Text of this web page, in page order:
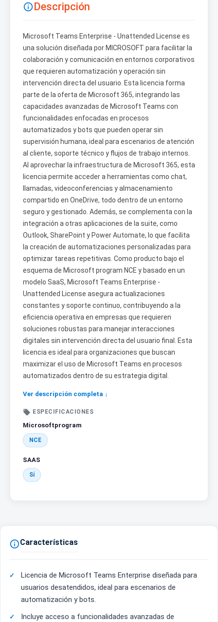
Descripción
Microsoft Teams Enterprise - Unattended License es
una solución diseñada por MICROSOFT para facilitar la
colaboración y comunicación en entornos corporativos
que requieren automatización y operación sin
intervención directa del usuario. Esta licencia forma
parte de la oferta de Microsoft 365, integrando las
capacidades avanzadas de Microsoft Teams con
funcionalidades enfocadas en procesos
automatizados y bots que pueden operar sin
supervisión humana, ideal para escenarios de atención
al cliente, soporte técnico y flujos de trabajo internos.
Al aprovechar la infraestructura de Microsoft 365, esta
licencia permite acceder a herramientas como chat,
llamadas, videoconferencias y almacenamiento
compartido en OneDrive, todo dentro de un entorno
seguro y gestionado. Además, se complementa con la
integración a otras aplicaciones de la suite, como
Outlook, SharePoint y Power Automate, lo que facilita
la creación de automatizaciones personalizadas para
optimizar tareas repetitivas. Como producto bajo el
esquema de Microsoft program NCE y basado en un
modelo SaaS, Microsoft Teams Enterprise -
Unattended License asegura actualizaciones
constantes y soporte continuo, contribuyendo a la
eficiencia operativa en empresas que requieren
soluciones robustas para manejar interacciones
digitales sin intervención directa del usuario final. Esta
licencia es ideal para organizaciones que buscan
maximizar el uso de Microsoft Teams en procesos
automatizados dentro de su estrategia digital.
Ver descripción completa ↓
 ESPECIFICACIONES
Microsoftprogram
NCE
SAAS
Sí
Características
Licencia de Microsoft Teams Enterprise diseñada para
usuarios desatendidos, ideal para escenarios de
automatización y bots.
Incluye acceso a funcionalidades avanzadas de